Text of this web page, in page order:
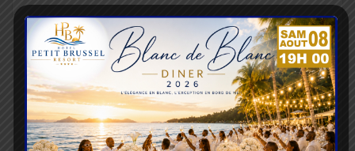
POLITIQUE
Communication
électronique : un
nouveau cadre examiné
en Conseil des ministres
POLITIQUE
Le Parti BATIR mise sur
ses élus locaux pour
renforcer sa présence
sur le terrain